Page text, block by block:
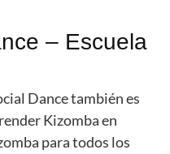
– Escuela
Dance también es
Kizomba en
para todos los